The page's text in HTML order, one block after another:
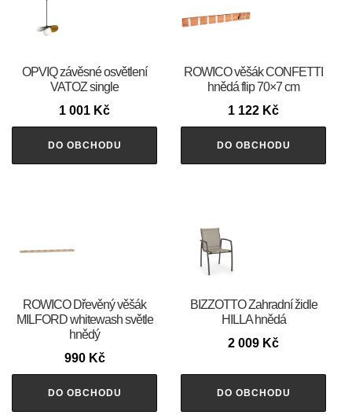
OPVIQ závěsné osvětlení
VATOZ single
1 001 Kč
DO OBCHODU
ROWICO věšák CONFETTI
hnědá flip 70×7 cm
1 122 Kč
DO OBCHODU
ROWICO Dřevěný věšák
MILFORD whitewash světle
hnědý
990 Kč
DO OBCHODU
BIZZOTTO Zahradní židle
HILLA hnědá
2 009 Kč
DO OBCHODU